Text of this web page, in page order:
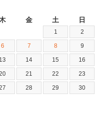
金 土 日
1 2
6 7 8 9
13 14 15 16
21 22 23
28 29 30